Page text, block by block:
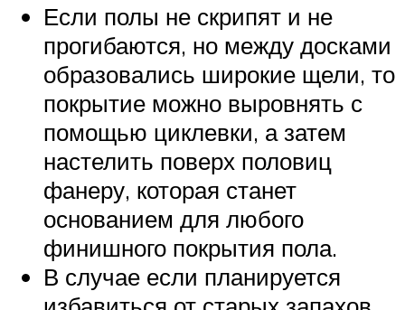
Если полы не скрипят и не
прогибаются, но между досками
образовались широкие щели, то
покрытие можно выровнять с
помощью циклевки, а затем
настелить поверх половиц
фанеру, которая станет
основанием для любого
финишного покрытия пола.
В случае если планируется